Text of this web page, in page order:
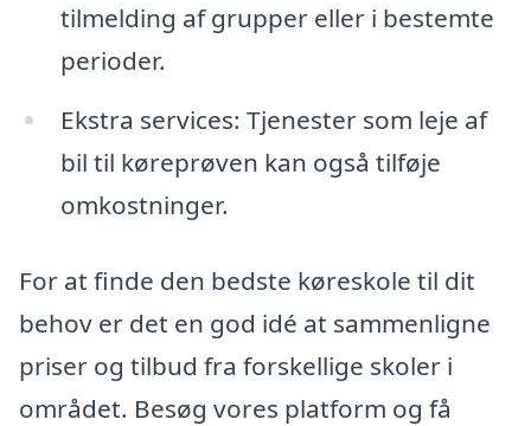
tilmelding af grupper eller i bestemte
perioder.
Ekstra services: Tjenester som leje af
bil til køreprøven kan også tilføje
omkostninger.
For at finde den bedste køreskole til dit
behov er det en god idé at sammenligne
priser og tilbud fra forskellige skoler i
området. Besøg vores platform og få